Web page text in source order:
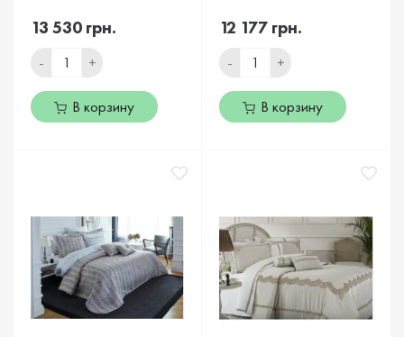
13 530 грн.
- +
В корзину
12 177 грн.
- +
В корзину